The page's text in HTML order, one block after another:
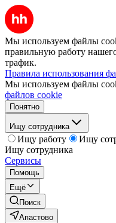
Мы используем файлы
правильную работу
трафик.
Правила использования
Мы используем файлы
файлов cookie
Понятно
Ищу сотрудника
Ищу работу
Ищу
Ищу сотрудника
Сервисы
Помощь
Ещё
Поиск
Апастово